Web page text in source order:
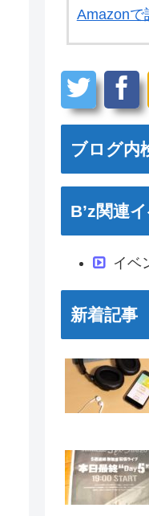
Amazonで
ブログ内
B’z関連
イベ
新着記事